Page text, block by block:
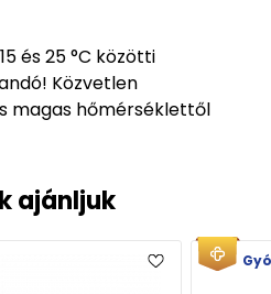
és 25 °C közötti
Közvetlen
magas hőmérséklettől
ajánljuk